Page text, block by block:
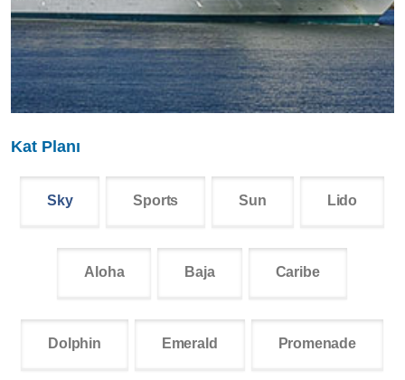
Kat Planı
Sky Sports Sun Lido
Aloha Baja Caribe
Dolphin Emerald Promenade